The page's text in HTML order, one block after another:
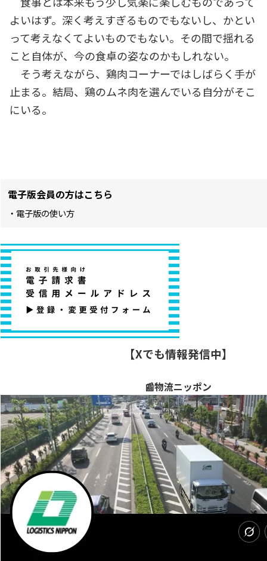
よいはず。深く考えすぎるものでもないし、かとい
って考えなくてよいものでもない。その間で揺れる
こと自体が、今の食卓の姿なのかもしれない。
そう考えながら、鶏肉コーナーではしばらく手が
止まる。結局、鶏のムネ肉を選んでいる自分がそこ
にいる。
電子版会員の方はこちら
・電子版の使い方
【Xでも情報発信中】
📰物流ニッポン